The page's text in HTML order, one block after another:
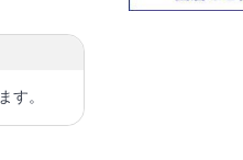
す。